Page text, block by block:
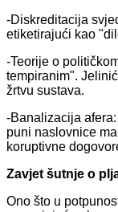
-Diskreditacija
etiketirajući kao
-Teorije o
tempiranim".
žrtvu sustava.
-Banalizacija
puni naslovnice
koruptivne
Zavjet šutnje o
Ono što u